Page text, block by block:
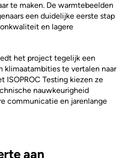
te maken. De warmtebeelden
een duidelijke eerste stap
en lagere
het project tegelijk een
klimaatambities te vertalen naar
ISOPROC Testing kiezen ze
nauwkeurigheid
communicatie en jarenlange
aan